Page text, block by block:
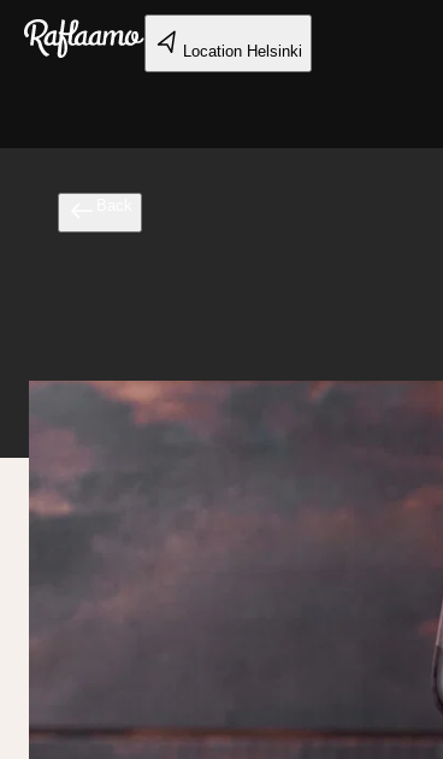
Skip to main content
Location Helsinki